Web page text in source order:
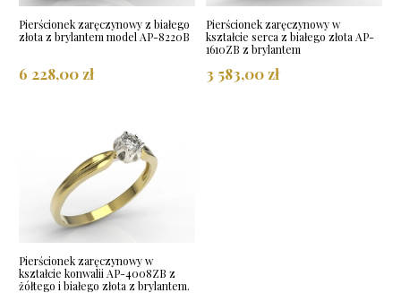
Pierścionek zaręczynowy z białego
złota z brylantem model AP-8220B
6 228,00 zł
Pierścionek zaręczynowy w
kształcie serca z białego złota AP-
1610ZB z brylantem
3 583,00 zł
Pierścionek zaręczynowy w
kształcie konwalii AP-4008ZB z
żółtego i białego złota z brylantem.